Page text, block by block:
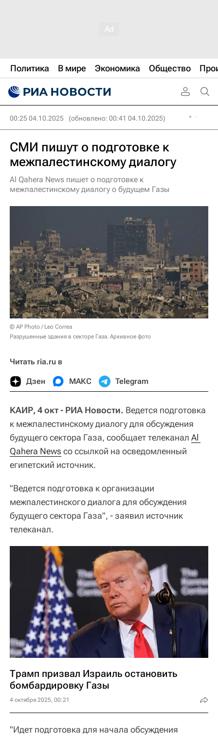
Политика В мире Экономика Общество
00:25 04.10.2025 (обновлено: 00:41 04.10.2025)
СМИ пишут о подготовке к
межпалестинскому диалогу
Al Qahera News пишет о подготовке к
межпалестинскому диалогу о будущем Газы
© AP Photo / Leo Correa
Разрушенные здания в секторе Газа. Архивное фото
Читать ria.ru в
Дзен МАКС Telegram
КАИР, 4 окт - РИА Новости. Ведется подготовка
к межпалестинскому диалогу для обсуждения
будущего сектора Газа, сообщает телеканал Al
Qahera News со ссылкой на осведомленный
египетский источник.
"Ведется подготовка к организации
межпалестинского диалога для обсуждения
будущего сектора Газа", - заявил источник
телеканал.
Трамп призвал Израиль остановить
бомбардировку Газы
4 октября 2025, 00:21
"Идет подготовка для начала обсуждения